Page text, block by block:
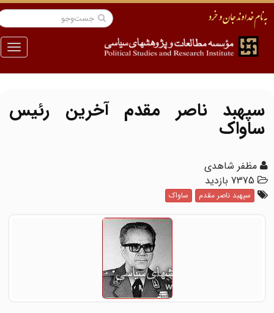
منو
سپهبد ناصر مقدم آخرین رئیس
ساواک
مظفر شاهدی
7375 بازدید
سپهبد ناصر مقدم ساواک